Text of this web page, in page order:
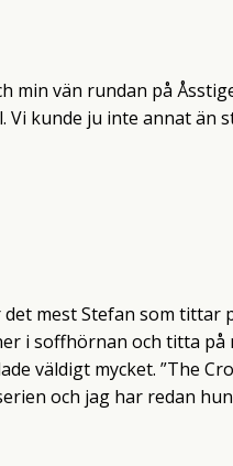
min vän rundan på
Vi kunde ju inte annat än
det mest Stefan som
i soffhörnan och titta
väldigt mycket. ”The
och jag har redan